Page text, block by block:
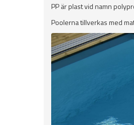
PP är plast vid namn
Poolerna tillverkas med